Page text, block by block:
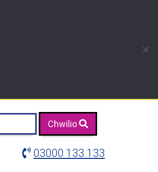
Chwilio
03000 133 133